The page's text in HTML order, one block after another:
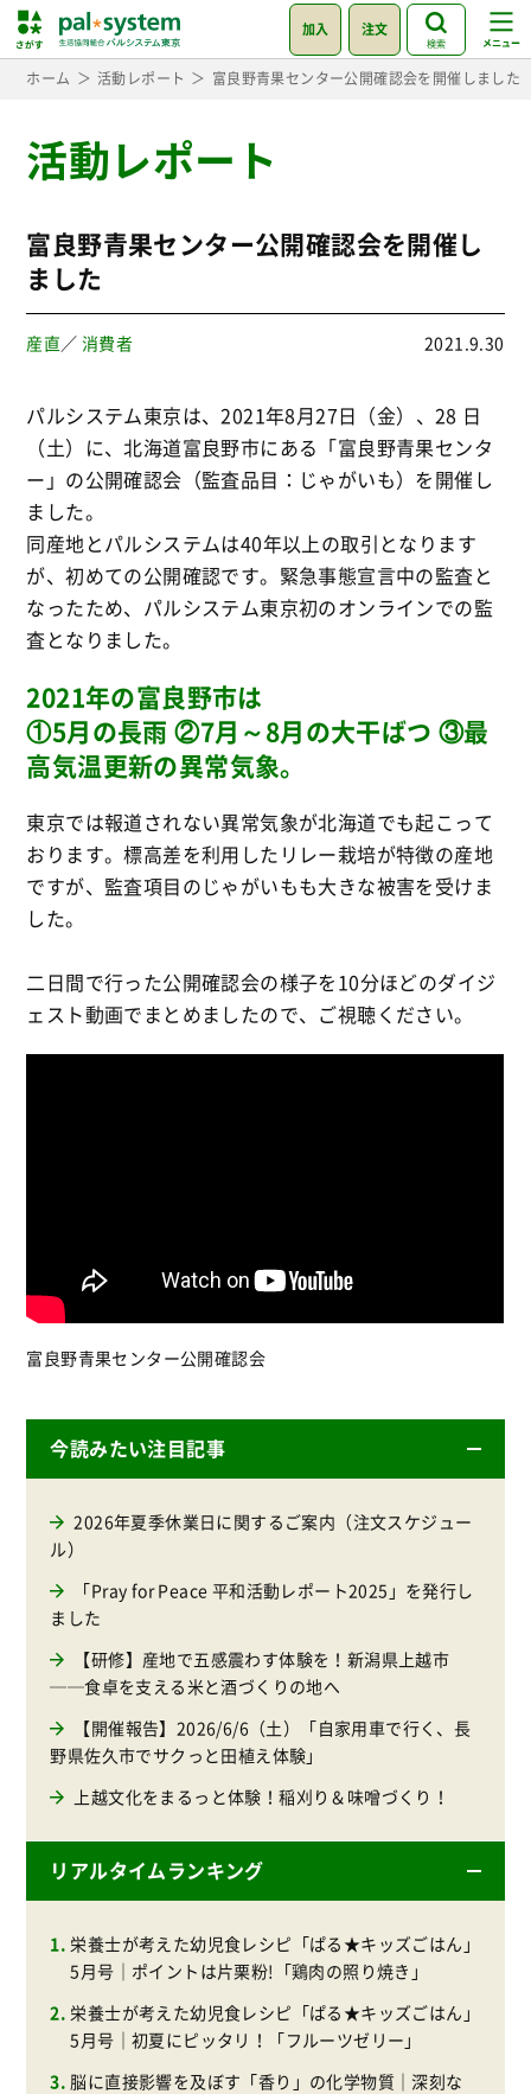
加入 注文
検索
ホーム 活動レポート 富良野青果センター公開確認会を開催しました
活動レポート
富良野青果センター公開確認会を開催し
ました
産直／ 消費者 2021.9.30
パルシステム東京は、2021年8月27日（金）、28 日
（土）に、北海道富良野市にある「富良野青果センタ
ー」の公開確認会（監査品目：じゃがいも）を開催し
ました。
同産地とパルシステムは40年以上の取引となります
が、初めての公開確認です。緊急事態宣言中の監査と
なったため、パルシステム東京初のオンラインでの監
査となりました。
2021年の富良野市は
①5月の長雨 ②7月～8月の大干ばつ ③最
高気温更新の異常気象。
東京では報道されない異常気象が北海道でも起こって
おります。標高差を利用したリレー栽培が特徴の産地
ですが、監査項目のじゃがいもも大きな被害を受けま
した。
二日間で行った公開確認会の様子を10分ほどのダイジ
ェスト動画でまとめましたので、ご視聴ください。
富良野青果センター公開確認会
今読みたい注目記事
2026年夏季休業日に関するご案内（注文スケジュー
ル）
「Pray for Peace 平和活動レポート2025」を発行し
ました
【研修】産地で五感震わす体験を！新潟県上越市
──食卓を支える米と酒づくりの地へ
【開催報告】2026/6/6（土）「自家用車で行く、長
野県佐久市でサクっと田植え体験」
上越文化をまるっと体験！稲刈り＆味噌づくり！
リアルタイムランキング
栄養士が考えた幼児食レシピ「ぱる★キッズごはん」
5月号｜ポイントは片栗粉!「鶏肉の照り焼き」
栄養士が考えた幼児食レシピ「ぱる★キッズごはん」
5月号｜初夏にピッタリ！「フルーツゼリー」
脳に直接影響を及ぼす「香り」の化学物質｜深刻な